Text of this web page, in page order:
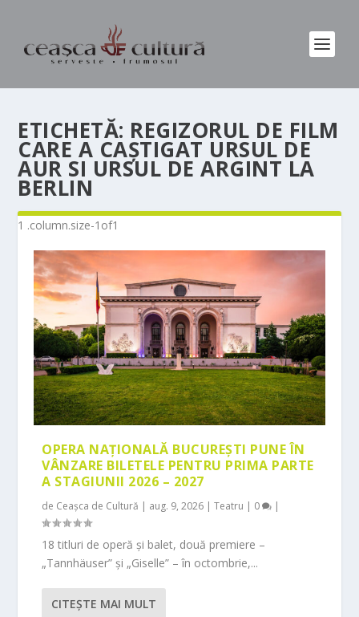
ETICHETĂ: REGIZORUL DE FILM
CARE A CAȘTIGAT URSUL DE
AUR SI URSUL DE ARGINT LA
BERLIN
OPERA NAȚIONALĂ BUCUREȘTI PUNE ÎN
VÂNZARE BILETELE PENTRU PRIMA PARTE
A STAGIUNII 2026 – 2027
de Ceașca de Cultură | aug. 9, 2026 |Teatru | 0 |
18 titluri de operă și balet, două premiere –
„Tannhäuser” și „Giselle” – în octombrie,...
CITEŞTE MAI MULT